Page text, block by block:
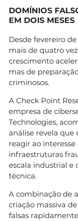
DOMÍNIOS
EM DOIS MESES
Desde fevereiro
mais de quatro
crescimento
mas de
criminosos.
A Check Point
empresa de
Technologies,
análise revela que
reagir ao
infraestruturas
escala industrial e
técnica.
A combinação de
criação massiva
falsas